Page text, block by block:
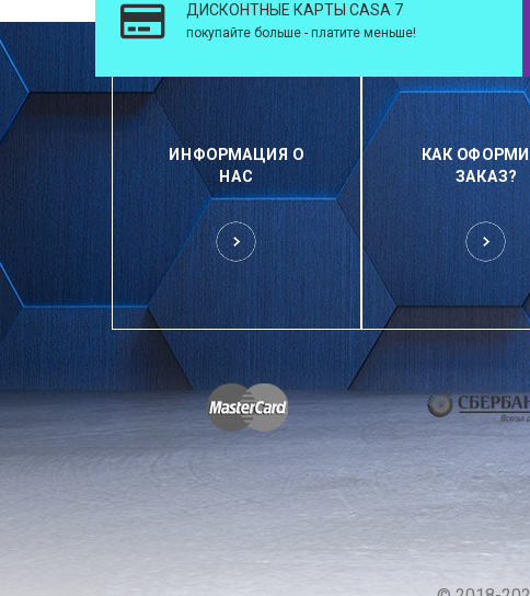
ДИСКОНТНЫЕ КАРТЫ CASA 7
покупайте больше - платите меньше!
ИНФОРМАЦИЯ О
НАС
КАК
ЗАКАЗ?